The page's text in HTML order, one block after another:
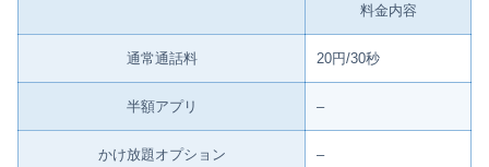
料金内容
通常通話料 20円/30秒
半額アプリ –
かけ放題オプション –